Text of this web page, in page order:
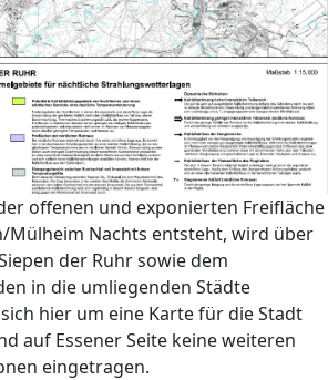
offenen und exponierten Freifläche
Mülheim Nachts entsteht, wird über
der Ruhr sowie dem
in die umliegenden Städte
hier um eine Karte für die Stadt
auf Essener Seite keine weiteren
eingetragen.